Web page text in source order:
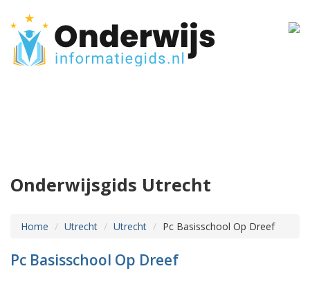
Onderwijsgids Utrecht
Home Utrecht Utrecht Pc Basisschool Op Dreef
Pc Basisschool Op Dreef